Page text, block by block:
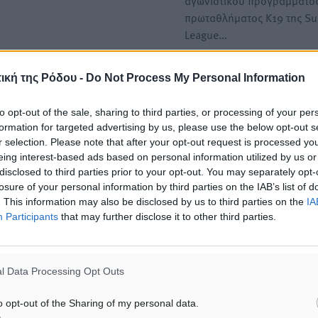
της Ρόδου - Do Not Process My Personal Information
opt-out of the sale, sharing to third parties, or processing of your
for targeted advertising by us, please use the below opt-out
selection. Please note that after your opt-out request is processed
interest-based ads based on personal information utilized by us
to third parties prior to your opt-out. You may separately
of your personal information by third parties on the IAB’s list of
This information may also be disclosed by us to third parties on the
Participants that may further disclose it to other third parties.
Data Processing Opt Outs
opt-out of the Sharing of my personal data.
You Tube)
πρωταθλήματος Κ19 της
League…
Super League 2: Το
Κ19
Έγινε την Τρίτη στα
διοργανώτρια αρχής η
του αγωνιστικού…